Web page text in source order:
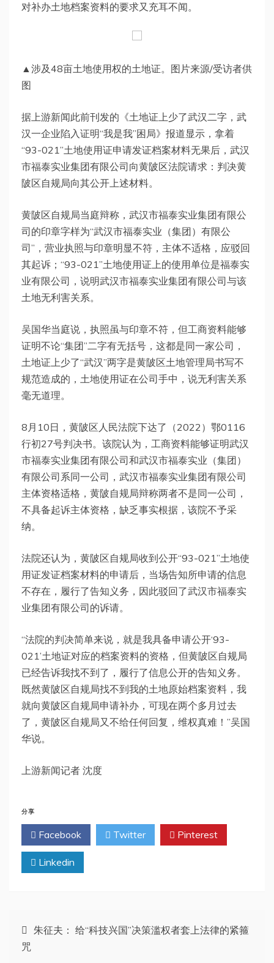
对补办土地档案资料的要求又充耳不闻。
▲涉及48亩土地使用权的土地证。图片来源/受访者供
图
据上游新闻此前刊发的《土地证上少了武汉二字，武
汉一企业陷入证明“我是我”困局》报道显示，拿着
“93-021”土地使用证申请发证档案材料无果后，武汉
市福泰实业集团有限公司向黄陂区法院请求：判决黄
陂区自规局向其公开上述材料。
黄陂区自规局当庭辩称，武汉市福泰实业集团有限公
司的印章字样为“武汉市福泰实业（集团）有限公
司”，营业执照与印章明显不符，主体不适格，应驳回
其起诉；“93-021”土地使用证上的使用单位是福泰实
业有限公司，说明武汉市福泰实业集团有限公司与该
土地无利害关系。
吴国华当庭说，执照虽与印章不符，但工商资料能够
证明不论“集团”二字有无括号，这都是同一家公司，
土地证上少了“武汉”两字是黄陂区土地管理局书写不
规范造成的，土地使用证在公司手中，说无利害关系
毫无道理。
8月10日，黄陂区人民法院下达了（2022）鄂0116
行初27号判决书。该院认为，工商资料能够证明武汉
市福泰实业集团有限公司和武汉市福泰实业（集团）
有限公司系同一公司，武汉市福泰实业集团有限公司
主体资格适格，黄陂自规局辩称两者不是同一公司，
不具备起诉主体资格，缺乏事实根据，该院不予采
纳。
法院还认为，黄陂区自规局收到公开“93-021”土地使
用证发证档案材料的申请后，当场告知所申请的信息
不存在，履行了告知义务，因此驳回了武汉市福泰实
业集团有限公司的诉请。
“法院的判决简单来说，就是我具备申请公开‘93-
021’土地证对应的档案资料的资格，但黄陂区自规局
已经告诉我找不到了，履行了信息公开的告知义务。
既然黄陂区自规局找不到我的土地原始档案资料，我
就向黄陂区自规局申请补办，可现在两个多月过去
了，黄陂区自规局又不给任何回复，维权真难！”吴国
华说。
上游新闻记者 沈度
分享
Facebook Twitter Pinterest
Linkedin
文
章
朱征夫： 给“科技兴国”决策滥权者套上法律的紧箍
咒